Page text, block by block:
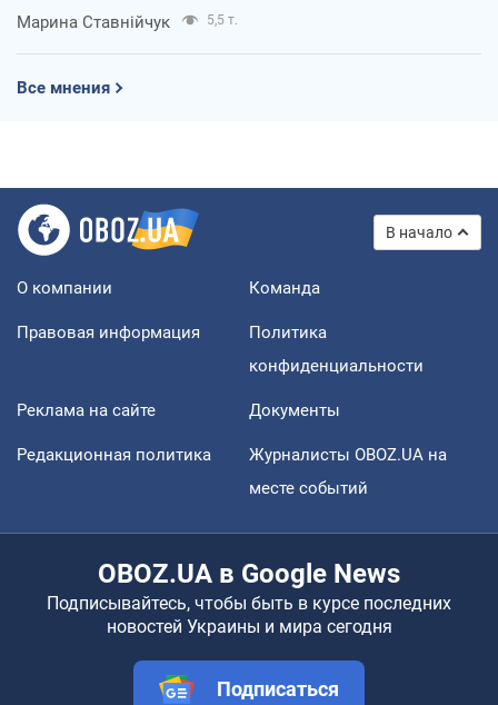
Марина Ставнійчук 5,5 т.
Все мнения
В начало
О компании Команда
Правовая информация
Политика
конфиденциальности
Реклама на сайте Документы
Редакционная политика
Журналисты OBOZ.UA на
месте событий
OBOZ.UA в Google News
Подписывайтесь, чтобы быть в курсе последних
новостей Украины и мира сегодня
Подписаться